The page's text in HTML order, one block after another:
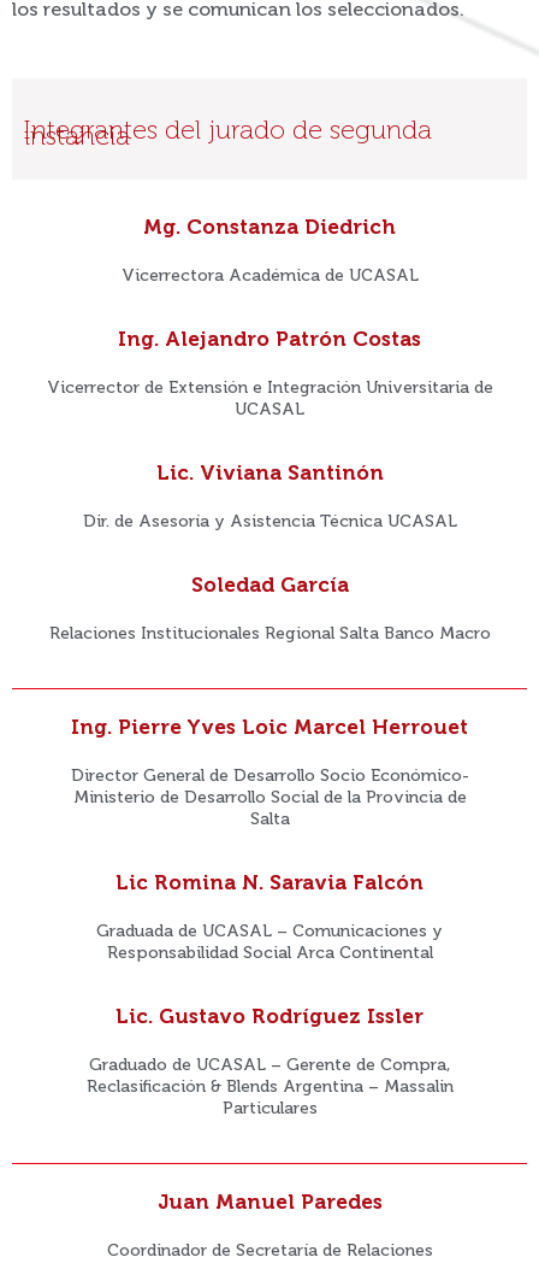
los resultados y se comunican los seleccionados.
Integrantes del jurado de segunda
instancia
Mg. Constanza Diedrich
Vicerrectora Académica de UCASAL
Ing. Alejandro Patrón Costas
Vicerrector de Extensión e Integración Universitaria de
UCASAL
Lic. Viviana Santinón
Dir. de Asesoría y Asistencia Técnica UCASAL
Soledad García
Relaciones Institucionales Regional Salta Banco Macro
Ing. Pierre Yves Loic Marcel Herrouet
Director General de Desarrollo Socio Económico-
Ministerio de Desarrollo Social de la Provincia de
Salta
Lic Romina N. Saravia Falcón
Graduada de UCASAL – Comunicaciones y
Responsabilidad Social Arca Continental
Lic. Gustavo Rodríguez Issler
Graduado de UCASAL – Gerente de Compra,
Reclasificación & Blends Argentina – Massalin
Particulares
Juan Manuel Paredes
Coordinador de Secretaría de Relaciones